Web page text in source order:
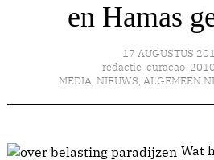
en Hamas
17 AUGUSTUS
MEDIA, NIEUWS, ALGEMEEN
Wat